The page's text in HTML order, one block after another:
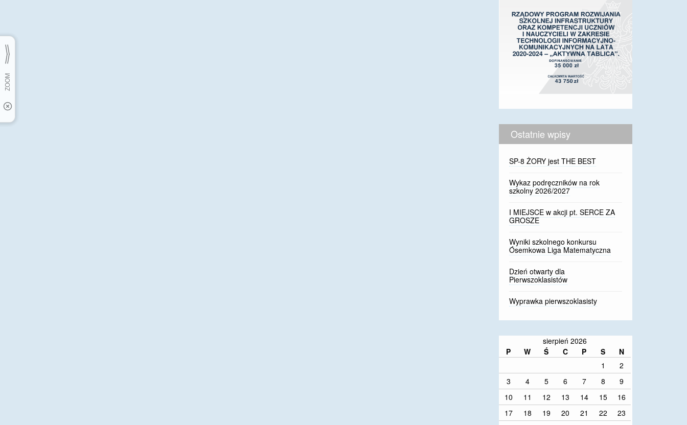
Ostatnie wpisy
SP-8 ŻORY jest THE BEST
Wykaz podręczników na rok
szkolny 2026/2027
I MIEJSCE w akcji pt. SERCE ZA
GROSZE
Wyniki szkolnego konkursu
Ósemkowa Liga Matematyczna
Dzień otwarty dla
Pierwszoklasistów
Wyprawka pierwszoklasisty
sierpień 2026
P
W Ś C P S
N
1
2
3
4 5 6 7 8
9
10
11 12 13 14 15
16
17
18 19 20 21 22
23